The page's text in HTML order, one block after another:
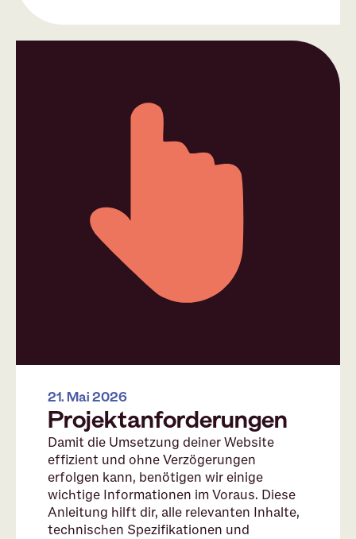
21. Mai 2026
Projektanforderungen
Damit die Umsetzung deiner Website
effizient und ohne Verzögerungen
erfolgen kann, benötigen wir einige
wichtige Informationen im Voraus. Diese
Anleitung hilft dir, alle relevanten Inhalte,
technischen Spezifikationen und